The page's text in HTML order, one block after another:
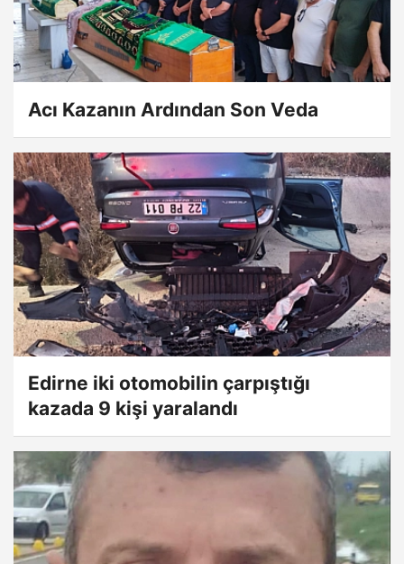
Acı Kazanın Ardından Son Veda
Edirne iki otomobilin çarpıştığı
kazada 9 kişi yaralandı